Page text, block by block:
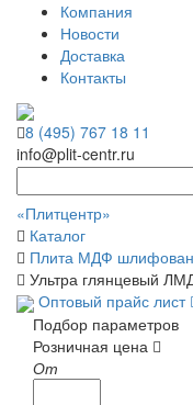
Компания
Новости
Доставка
Контакты
8 (495) 767 18 11
info@plit-centr.ru
«Плитцентр»
Каталог
Плита МДФ
Ультра глянцевый
Оптовый прайс лист
Подбор параметров
Розничная цена
От